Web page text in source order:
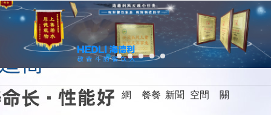
馗降:粽邪2,学长的大香肠好吃吗,暴躁太子爷,刘罗锅别传,韩国电影朋友,
深夜的蠕动未增删有翻译樱,武林女大生,一江春水向东流在线观看
餐飲家具定制廠家-深圳海德利家具有限公司官網(wǎng)-專注餐飲桌椅行業
(yè)25年！
收藏本站
網(wǎng)
站地圖
網 餐餐 新聞 空間 關
熱門家具分類 服務(wù)全球餐